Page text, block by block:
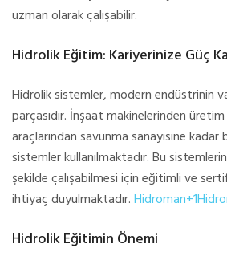
uzman olarak çalışabilir.
Hidrolik Eğitim: Kariyerinize Güç
Hidrolik sistemler, modern endüstrinin
parçasıdır. İnşaat makinelerinden
araçlarından savunma sanayisine
sistemler kullanılmaktadır. Bu
şekilde çalışabilmesi için eğitimli ve
ihtiyaç duyulmaktadır.
Hidrolik Eğitimin Önemi